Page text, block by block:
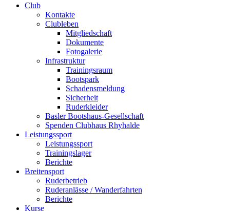
Club
Kontakte
Clubleben
Mitgliedschaft
Dokumente
Fotogalerie
Infrastruktur
Trainingsraum
Bootspark
Schadensmeldung
Sicherheit
Ruderkleider
Basler Bootshaus-Gesellschaft
Spenden Clubhaus Rhyhalde
Leistungssport
Leistungssport
Trainingslager
Berichte
Breitensport
Ruderbetrieb
Ruderanlässe / Wanderfahrten
Berichte
Kurse